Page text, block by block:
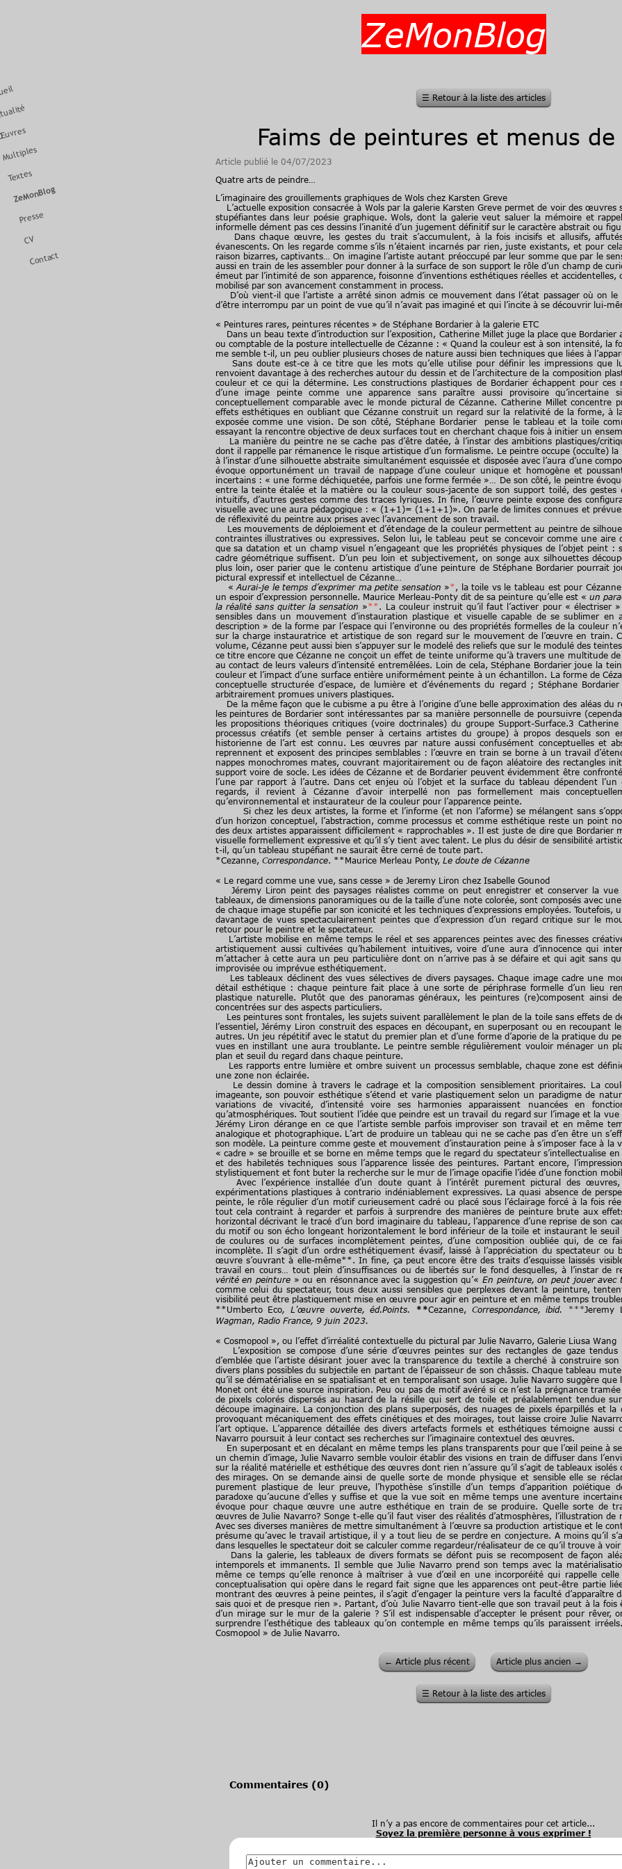
Multiples
Textes
ZeMonBlog
Presse
CV
Contact
ZeMonBlog
☰ Retour à la liste des articles
Faims de peintures et menus
Article publié le 04/07/2023
Quatre arts de peindre…
L’imaginaire des grouillements graphiques de Wols chez Karsten Greve
L’actuelle exposition consacrée à Wols par la galerie Karsten Greve permet de voir des œuvres
stupéfiantes dans leur poésie graphique. Wols, dont la galerie veut saluer la mémoire et
informelle dément pas ces dessins l’inanité d’un jugement définitif sur le caractère abstrait ou
Dans chaque œuvre, les gestes du trait s’accumulent, à la fois incisifs et allusifs,
évanescents. On les regarde comme s’ils n’étaient incarnés par rien, juste existants, et pour
raison bizarres, captivants… On imagine l’artiste autant préoccupé par leur somme que par le
aussi en train de les assembler pour donner à la surface de son support le rôle d’un champ de
émeut par l’intimité de son apparence, foisonne d’inventions esthétiques réelles et accidentelles,
mobilisé par son avancement constamment in process.
D’où vient-il que l’artiste a arrêté sinon admis ce mouvement dans l’état passager où on
d’être interrompu par un point de vue qu’il n’avait pas imaginé et qui l’incite à se découvrir lui-
« Peintures rares, peintures récentes » de Stéphane Bordarier à la galerie ETC
Dans un beau texte d’introduction sur l’exposition, Catherine Millet juge la place que Bordarier
ou comptable de la posture intellectuelle de Cézanne : « Quand la couleur est à son intensité, la
me semble t-il, un peu oublier plusieurs choses de nature aussi bien techniques que liées à
Sans doute est-ce à ce titre que les mots qu’elle utilise pour définir les impressions que
renvoient davantage à des recherches autour du dessin et de l’architecture de la composition
couleur et ce qui la détermine. Les constructions plastiques de Bordarier échappent pour ces
d’une image peinte comme une apparence sans paraître aussi provisoire
conceptuellement comparable avec le monde pictural de Cézanne. Catherine Millet concentre
effets esthétiques en oubliant que Cézanne construit un regard sur la relativité de la forme, à
exposée comme une vision. De son côté, Stéphane Bordarier pense le tableau et la toile
essayant la rencontre objective de deux surfaces tout en cherchant chaque fois à initier un
La manière du peintre ne se cache pas d’être datée, à l’instar des ambitions plastiques/
dont il rappelle par rémanence le risque artistique d’un formalisme. Le peintre occupe (occulte)
à l’instar d’une silhouette abstraite simultanément esquissée et disposée avec l’aura d’une
évoque opportunément un travail de nappage d’une couleur unique et homogène et
incertains : « une forme déchiquetée, parfois une forme fermée »… De son côté, le peintre
entre la teinte étalée et la matière ou la couleur sous-jacente de son support toilé, des gestes
intuitifs, d’autres gestes comme des traces lyriques. In fine, l’œuvre peinte expose des
visuelle avec une aura pédagogique : « (1+1)= (1+1+1)». On parle de limites connues et
de réflexivité du peintre aux prises avec l’avancement de son travail.
Les mouvements de déploiement et d’étendage de la couleur permettent au peintre de
contraintes illustratives ou expressives. Selon lui, le tableau peut se concevoir comme une
que sa datation et un champ visuel n’engageant que les propriétés physiques de l’objet peint
cadre géométrique suffisent. D’un peu loin et subjectivement, on songe aux silhouettes
plus loin, oser parier que le contenu artistique d’une peinture de Stéphane Bordarier pourrait
pictural expressif et intellectuel de Cézanne…
«Aurai-je le temps d’exprimer ma petite sensation »*, la toile vs le tableau est pour
un espoir d’expression personnelle. Maurice Merleau-Ponty dit de sa peinture qu’elle est «un
la réalité sans quitter la sensation »**. La couleur instruit qu’il faut l’activer pour « électriser
sensibles dans un mouvement d’instauration plastique et visuelle capable de se sublimer en
description » de la forme par l’espace qui l’environne ou des propriétés formelles de la couleur
sur la charge instauratrice et artistique de son regard sur le mouvement de l’œuvre en train.
volume, Cézanne peut aussi bien s’appuyer sur le modelé des reliefs que sur le modulé des
ce titre encore que Cézanne ne conçoit un effet de teinte uniforme qu’à travers une multitude
au contact de leurs valeurs d’intensité entremêlées. Loin de cela, Stéphane Bordarier joue la
couleur et l’impact d’une surface entière uniformément peinte à un échantillon. La forme de
conceptuelle structurée d’espace, de lumière et d’événements du regard ; Stéphane
arbitrairement promues univers plastiques.
De la même façon que le cubisme a pu être à l’origine d’une belle approximation des aléas du
les peintures de Bordarier sont intéressantes par sa manière personnelle de poursuivre
les propositions théoriques critiques (voire doctrinales) du groupe Support-Surface.3
processus créatifs (et semble penser à certains artistes du groupe) à propos desquels son
historienne de l’art est connu. Les œuvres par nature aussi confusément conceptuelles et
reprennent et exposent des principes semblables : l’œuvre en train se borne à un travail
nappes monochromes mates, couvrant majoritairement ou de façon aléatoire des rectangles
support voire de socle. Les idées de Cézanne et de Bordarier peuvent évidemment être
l’une par rapport à l’autre. Dans cet enjeu où l’objet et la surface du tableau dépendent
regards, il revient à Cézanne d’avoir interpellé non pas formellement mais
qu’environnemental et instaurateur de la couleur pour l’apparence peinte.
Si chez les deux artistes, la forme et l’informe (et non l’aforme) se mélangent sans
d’un horizon conceptuel, l’abstraction, comme processus et comme esthétique reste un point
des deux artistes apparaissent difficilement « rapprochables ». Il est juste de dire que Bordarier
visuelle formellement expressive et qu’il s’y tient avec talent. Le plus du désir de sensibilité
t-il, qu’un tableau stupéfiant ne saurait être cerné de toute part.
*Cezanne, Correspondance. **Maurice Merleau Ponty, Le doute de Cézanne
« Le regard comme une vue, sans cesse » de Jeremy Liron chez Isabelle Gounod
Jéremy Liron peint des paysages réalistes comme on peut enregistrer et conserver la vue
tableaux, de dimensions panoramiques ou de la taille d’une note colorée, sont composés avec
de chaque image stupéfie par son iconicité et les techniques d’expressions employées. Toutefois,
davantage de vues spectaculairement peintes que d’expression d’un regard critique sur le
retour pour le peintre et le spectateur.
L’artiste mobilise en même temps le réel et ses apparences peintes avec des finesses
artistiquement aussi cultivées qu’habilement intuitives, voire d’une aura d’innocence qui
m’attacher à cette aura un peu particulière dont on n’arrive pas à se défaire et qui agit sans
improvisée ou imprévue esthétiquement.
Les tableaux déclinent des vues sélectives de divers paysages. Chaque image cadre une
détail esthétique : chaque peinture fait place à une sorte de périphrase formelle d’un lieu
plastique naturelle. Plutôt que des panoramas généraux, les peintures (re)composent ainsi
concentrées sur des aspects particuliers.
Les peintures sont frontales, les sujets suivent parallèlement le plan de la toile sans effets de
l’essentiel, Jérémy Liron construit des espaces en découpant, en superposant ou en recoupant
autres. Un jeu répétitif avec le statut du premier plan et d’une forme d’aporie de la pratique du
vues en instillant une aura troublante. Le peintre semble régulièrement vouloir ménager un
plan et seuil du regard dans chaque peinture.
Les rapports entre lumière et ombre suivent un processus semblable, chaque zone est
une zone non éclairée.
Le dessin domine à travers le cadrage et la composition sensiblement prioritaires. La
imageante, son pouvoir esthétique s’étend et varie plastiquement selon un paradigme de
variations de vivacité, d’intensité voire ses harmonies apparaissent nuancées en
qu’atmosphériques. Tout soutient l’idée que peindre est un travail du regard sur l’image et la
Jérémy Liron dérange en ce que l’artiste semble parfois improviser son travail et en même
analogique et photographique. L’art de produire un tableau qui ne se cache pas d’en être un
son modèle. La peinture comme geste et mouvement d’instauration peine à s’imposer face à la
« cadre » se brouille et se borne en même temps que le regard du spectateur s’intellectualise
et des habiletés techniques sous l’apparence lissée des peintures. Partant encore,
stylistiquement et font buter la recherche sur le mur de l’image opacifie l’idée d’une fonction
Avec l’expérience installée d’un doute quant à l’intérêt purement pictural des
expérimentations plastiques à contrario indéniablement expressives. La quasi absence de
peinte, le rôle régulier d’un motif curieusement cadré ou placé sous l’éclairage forcé à la fois
tout cela contraint à regarder et parfois à surprendre des manières de peinture brute aux
horizontal décrivant le tracé d’un bord imaginaire du tableau, l’apparence d’une reprise de son
du motif ou son écho longeant horizontalement le bord inférieur de la toile et instaurant le seuil
de coulures ou de surfaces incomplètement peintes, d’une composition oubliée qui, de ce
incomplète. Il s’agit d’un ordre esthétiquement évasif, laissé à l’appréciation du spectateur ou
œuvre s’ouvrant à elle-même**. In fine, ça peut encore être des traits d’esquisse laissés
travail en cours… tout plein d’insuffisances ou de libertés sur le fond desquelles, à l’instar de
vérité en peinture» ou en résonnance avec la suggestion qu’«En peinture, on peut jouer avec
comme celui du spectateur, tous deux aussi sensibles que perplexes devant la peinture,
visibilité peut être plastiquement mise en œuvre pour agir en peinture et en même temps
**Umberto Eco, L'œuvre ouverte, éd.Points. **Cezanne, Correspondance, ibid. ***Jeremy
Wagman, Radio France, 9 juin 2023.
« Cosmopool », ou l’effet d’irréalité contextuelle du pictural par Julie Navarro, Galerie Liusa Wang
L’exposition se compose d’une série d’œuvres peintes sur des rectangles de gaze tendus
d’emblée que l’artiste désirant jouer avec la transparence du textile a cherché à construire
divers plans possibles du subjectile en partant de l’épaisseur de son châssis. Chaque tableau
qu’il se dématérialise en se spatialisant et en temporalisant son usage. Julie Navarro suggère que
Monet ont été une source inspiration. Peu ou pas de motif avéré si ce n’est la prégnance
de pixels colorés dispersés au hasard de la résille qui sert de toile et préalablement tendue
découpe imaginaire. La conjonction des plans superposés, des nuages de pixels éparpillés et la
provoquant mécaniquement des effets cinétiques et des moirages, tout laisse croire Julie
l’art optique. L’apparence détaillée des divers artefacts formels et esthétiques témoigne aussi
Navarro poursuit à leur contact ses recherches sur l’imaginaire contextuel des œuvres.
En superposant et en décalant en même temps les plans transparents pour que l’œil peine à
un chemin d’image, Julie Navarro semble vouloir établir des visions en train de diffuser dans
sur la réalité matérielle et esthétique des œuvres dont rien n’assure qu’il s’agit de tableaux isolés
des mirages. On se demande ainsi de quelle sorte de monde physique et sensible elle se
purement plastique de leur preuve, l’hypothèse s’instille d’un temps d’apparition poïétique
paradoxe qu’aucune d’elles y suffise et que la vue soit en même temps une aventure
évoque pour chaque œuvre une autre esthétique en train de se produire. Quelle sorte de
œuvres de Julie Navarro? Songe t-elle qu’il faut viser des réalités d’atmosphères, l’illustration de
Avec ses diverses manières de mettre simultanément à l’œuvre sa production artistique et le
présume qu’avec le travail artistique, il y a tout lieu de se perdre en conjecture. A moins qu’il
dans lesquelles le spectateur doit se calculer comme regardeur/réalisateur de ce qu’il trouve à voir
Dans la galerie, les tableaux de divers formats se défont puis se recomposent de façon
intemporels et immanents. Il semble que Julie Navarro prend son temps avec la
même ce temps qu’elle renonce à maîtriser à vue d’œil en une incorporéité qui rappelle
conceptualisation qui opère dans le regard fait signe que les apparences ont peut-être partie
montrant des œuvres à peine peintes, il s’agit d’engager la peinture vers la faculté d’apparaître
sais quoi et de presque rien ». Partant, d’où Julie Navarro tient-elle que son travail peut à la
d’un mirage sur le mur de la galerie ? S’il est indispensable d’accepter le présent pour rêver,
surprendre l’esthétique des tableaux qu’on contemple en même temps qu’ils paraissent
Cosmopool » de Julie Navarro.
← Article plus récent Article plus ancien →
☰ Retour à la liste des articles
Commentaires (0)
Il n’y a pas encore de commentaires pour cet article...
Soyez la première personne à vous exprimer !